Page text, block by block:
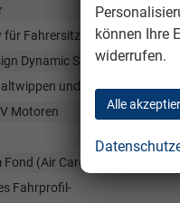
Fahrersitz und mit
Dynamic Schwarz Maillage
und Lenkradheizung-
Motoren
(Air Care Klimatronic)
Fahrprofil-
können Ihre
widerrufen.
Alle